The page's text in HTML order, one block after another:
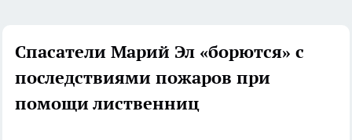
Спасатели Марий Эл «борются» с
последствиями пожаров при
помощи лиственниц